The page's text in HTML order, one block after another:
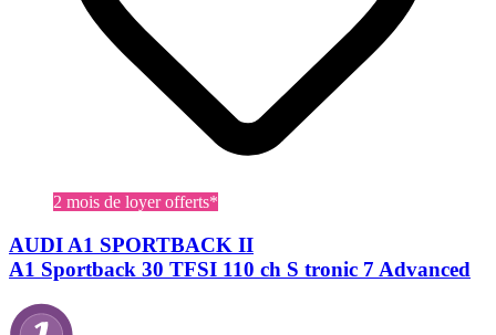
2 mois de loyer offerts*
AUDI A1 SPORTBACK II
A1 Sportback 30 TFSI 110 ch S tronic 7 Advanced